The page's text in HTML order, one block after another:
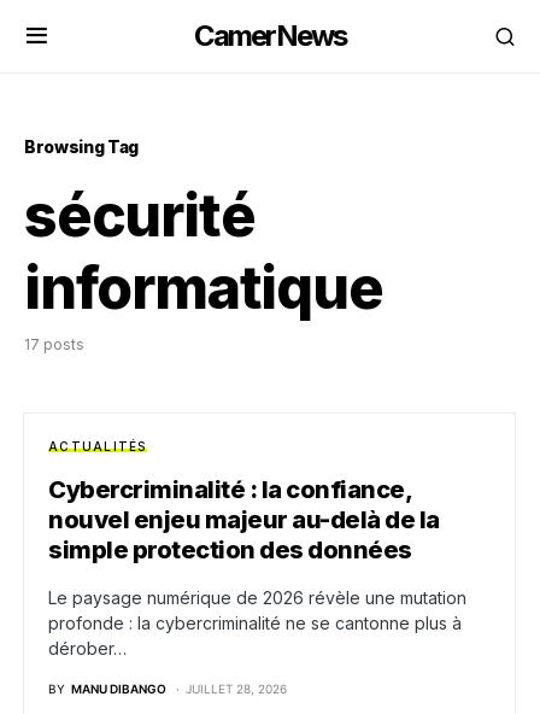
CamerNews
Browsing Tag
sécurité
informatique
17 posts
ACTUALITÉS
Cybercriminalité : la confiance,
nouvel enjeu majeur au-delà de la
simple protection des données
Le paysage numérique de 2026 révèle une mutation
profonde : la cybercriminalité ne se cantonne plus à
dérober…
BY MANU DIBANGO JUILLET 28, 2026